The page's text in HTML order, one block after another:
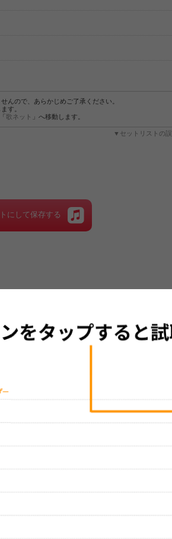
んので、あらかじめご了承ください。
す。
歌ネット 」へ移動します。
▼セットリストの
にして保存する
てみませんか？